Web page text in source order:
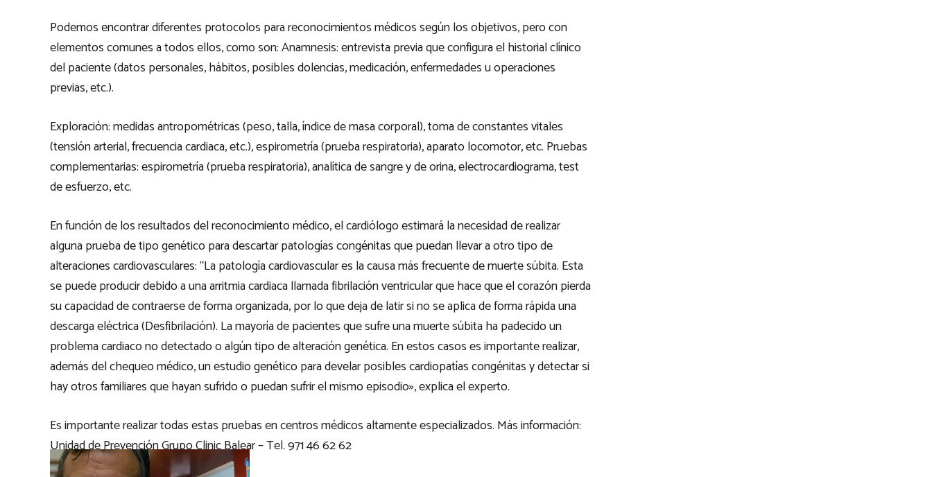
Podemos encontrar diferentes protocolos para reconocimientos médicos según los objetivos, pero con
elementos comunes a todos ellos, como son: Anamnesis: entrevista previa que configura el historial clínico
del paciente (datos personales, hábitos, posibles dolencias, medicación, enfermedades u operaciones
previas, etc.).
Exploración: medidas antropométricas (peso, talla, índice de masa corporal), toma de constantes vitales
(tensión arterial, frecuencia cardiaca, etc.), espirometría (prueba respiratoria), aparato locomotor, etc. Pruebas
complementarias: espirometría (prueba respiratoria), analítica de sangre y de orina, electrocardiograma, test
de esfuerzo, etc.
En función de los resultados del reconocimiento médico, el cardiólogo estimará la necesidad de realizar
alguna prueba de tipo genético para descartar patologías congénitas que puedan llevar a otro tipo de
alteraciones cardiovasculares: “La patología cardiovascular es la causa más frecuente de muerte súbita. Esta
se puede producir debido a una arritmia cardiaca llamada fibrilación ventricular que hace que el corazón pierda
su capacidad de contraerse de forma organizada, por lo que deja de latir si no se aplica de forma rápida una
descarga eléctrica (Desfibrilación). La mayoría de pacientes que sufre una muerte súbita ha padecido un
problema cardiaco no detectado o algún tipo de alteración genética. En estos casos es importante realizar,
además del chequeo médico, un estudio genético para develar posibles cardiopatías congénitas y detectar si
hay otros familiares que hayan sufrido o puedan sufrir el mismo episodio», explica el experto.
Es importante realizar todas estas pruebas en centros médicos altamente especializados. Más información:
Unidad de Prevención Grupo Clinic Balear – Tel. 971 46 62 62
Hospital Clinic Balear
– Tel.971 44 30 30